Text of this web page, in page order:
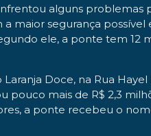
alguns problemas
maior segurança possível
ele, a ponte tem 12
Doce, na Rua Hayel
pouco mais de R$ 2,3
a ponte recebeu o